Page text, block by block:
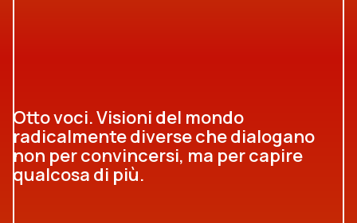
Otto voci. Visioni del mondo
radicalmente diverse che dialogano
non per convincersi, ma per capire
qualcosa di più.